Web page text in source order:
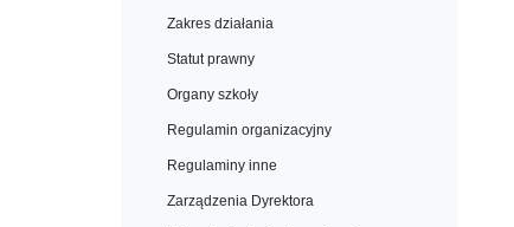
Zakres działania
Statut prawny
Organy szkoły
Regulamin organizacyjny
Regulaminy inne
Zarządzenia Dyrektora